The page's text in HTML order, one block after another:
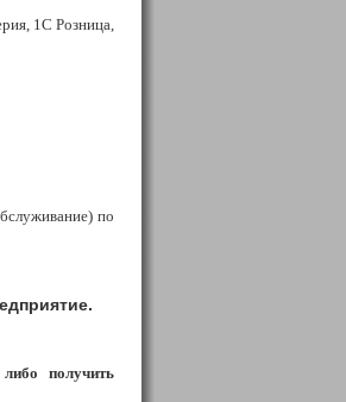
1С Розница,
по
получить